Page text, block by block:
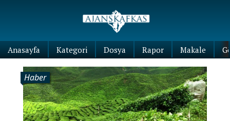
Anasayfa Kategori Dosya Rapor Makale
Haber